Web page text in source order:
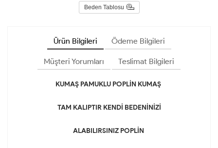
Beden Tablosu
Ürün Bilgileri Ödeme Bilgileri
Müşteri Yorumları Teslimat Bilgileri
KUMAŞ PAMUKLU POPLİN KUMAŞ
TAM KALIPTIR KENDİ BEDENİNİZİ
ALABILIRSINIZ POPLİN